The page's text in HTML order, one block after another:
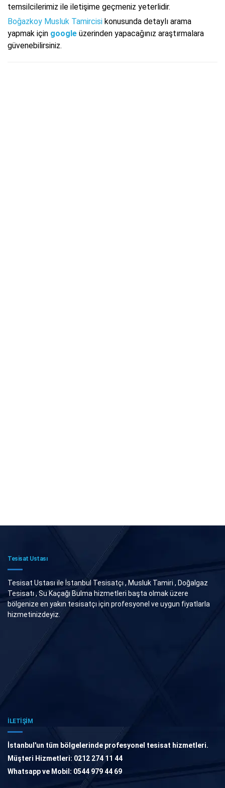
temsilcilerimiz ile iletişime geçmeniz yeterlidir.
Boğazkoy Musluk Tamircisi konusunda detaylı arama
yapmak için google üzerinden yapacağınız araştırmalara
güvenebilirsiniz.
Tesisat Ustası
Tesisat Ustası ile İstanbul Tesisatçı , Musluk Tamiri , Doğalgaz
Tesisatı , Su Kaçağı Bulma hizmetleri başta olmak üzere
bölgenize en yakın tesisatçı için profesyonel ve uygun fiyatlarla
hizmetinizdeyiz.
İLETİŞİM
İstanbul'un tüm bölgelerinde profesyonel tesisat hizmetleri.
Müşteri Hizmetleri: 0212 274 11 44
Whatsapp ve Mobil: 0544 979 44 69